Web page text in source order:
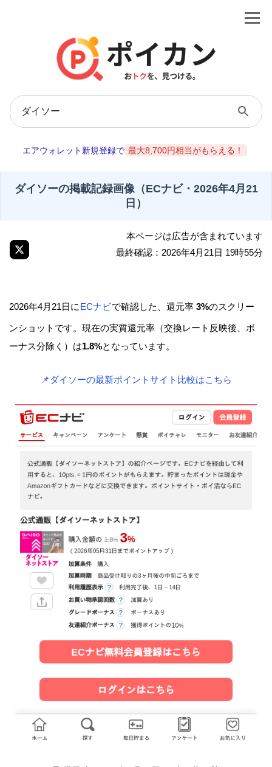
エアウォレット新規登録で 最大8,700円相当がもらえる！
ダイソーの掲載記録画像（ECナビ・2026年4月21
日）
本ページは広告が含まれています
最終確認：2026年4月21日 19時55分
2026年4月21日に ECナビで確認した、還元率 3%のスクリー
ンショットです。現在の実質還元率（交換レート反映後、ボ
ーナス分除く）は1.8%となっています。
📌ダイソーの最新ポイントサイト比較はこちら